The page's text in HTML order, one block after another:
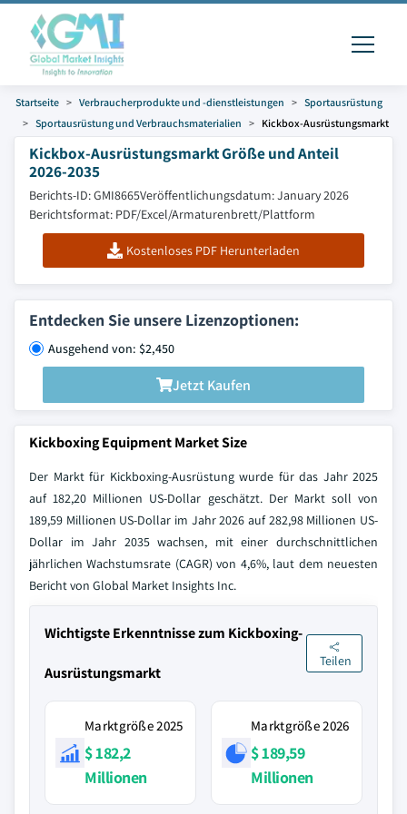
Startseite Verbraucherprodukte und -dienstleistungen
Sportausrüstung
Sportausrüstung und Verbrauchsmaterialien
Kickbox-Ausrüstungsmarkt
Kickbox-Ausrüstungsmarkt Größe und Anteil
2026-2035
Berichts-ID: GMI8665Veröffentlichungsdatum: January 2026
Berichtsformat: PDF/Excel/Armaturenbrett/Plattform
Kostenloses PDF Herunterladen
Entdecken Sie unsere Lizenzoptionen:
Ausgehend von: $2,450
Jetzt Kaufen
Kickboxing Equipment Market Size
Der Markt für Kickboxing-Ausrüstung wurde für das Jahr 2025
auf 182,20 Millionen US-Dollar geschätzt. Der Markt soll von
189,59 Millionen US-Dollar im Jahr 2026 auf 282,98 Millionen US-
Dollar im Jahr 2035 wachsen, mit einer durchschnittlichen
jährlichen Wachstumsrate (CAGR) von 4,6%, laut dem neuesten
Bericht von Global Market Insights Inc.
Wichtigste Erkenntnisse zum Kickboxing-
Ausrüstungsmarkt
Teilen
Marktgröße 2025
$ 182,2
Millionen
Marktgröße 2026
$ 189,59
Millionen